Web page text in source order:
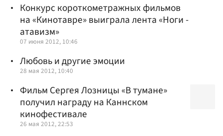
Конкурс короткометражных фильмов
на «Кинотавре» выиграла лента «Ноги -
атавизм»
07 июня 2012, 10:46
Любовь и другие эмоции
28 мая 2012, 10:40
Фильм Сергея Лозницы «В тумане»
получил награду на Каннском
кинофестивале
26 мая 2012, 22:53